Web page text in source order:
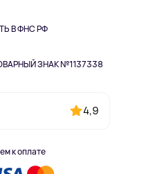
В ФНС РФ
ЗНАК №1137338
4,9
к оплате